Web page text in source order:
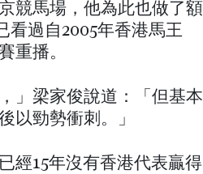
競馬場，他為此也做了額
看過自2005年香港馬王
重播。
」梁家俊說道：「但基本
以勁勢衝刺。」
經15年沒有香港代表贏得